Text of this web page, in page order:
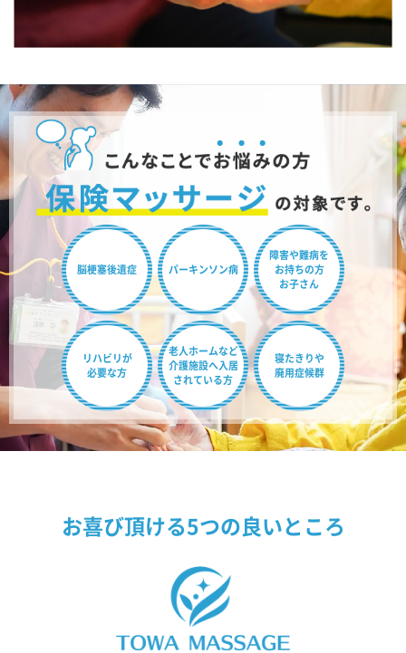
脳梗塞後遺症 パーキンソン病
障害や難病を
お持ちの方
お子さん
リハビリが
必要な方
老人ホームなど
介護施設へ入居
されている方
寝たきりや
廃用症候群
お喜び頂ける5つの良いところ